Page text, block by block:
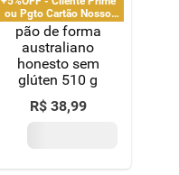
ou Pgto Cartão Nosso
Pay
pão de forma
australiano
honesto sem
glúten 510 g
R$ 38,99